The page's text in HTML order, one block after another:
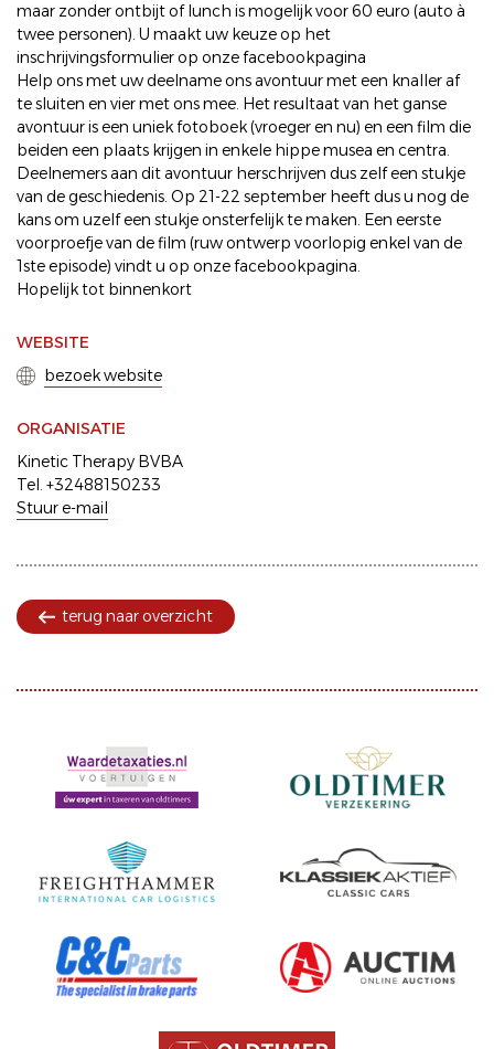
maar zonder ontbijt of lunch is mogelijk voor 60 euro (auto à
twee personen). U maakt uw keuze op het
inschrijvingsformulier op onze facebookpagina
Help ons met uw deelname ons avontuur met een knaller af
te sluiten en vier met ons mee. Het resultaat van het ganse
avontuur is een uniek fotoboek (vroeger en nu) en een film die
beiden een plaats krijgen in enkele hippe musea en centra.
Deelnemers aan dit avontuur herschrijven dus zelf een stukje
van de geschiedenis. Op 21-22 september heeft dus u nog de
kans om uzelf een stukje onsterfelijk te maken. Een eerste
voorproefje van de film (ruw ontwerp voorlopig enkel van de
1ste episode) vindt u op onze facebookpagina.
Hopelijk tot binnenkort
WEBSITE
bezoek website
ORGANISATIE
Kinetic Therapy BVBA
Tel. +32488150233
Stuur e-mail
terug naar overzicht